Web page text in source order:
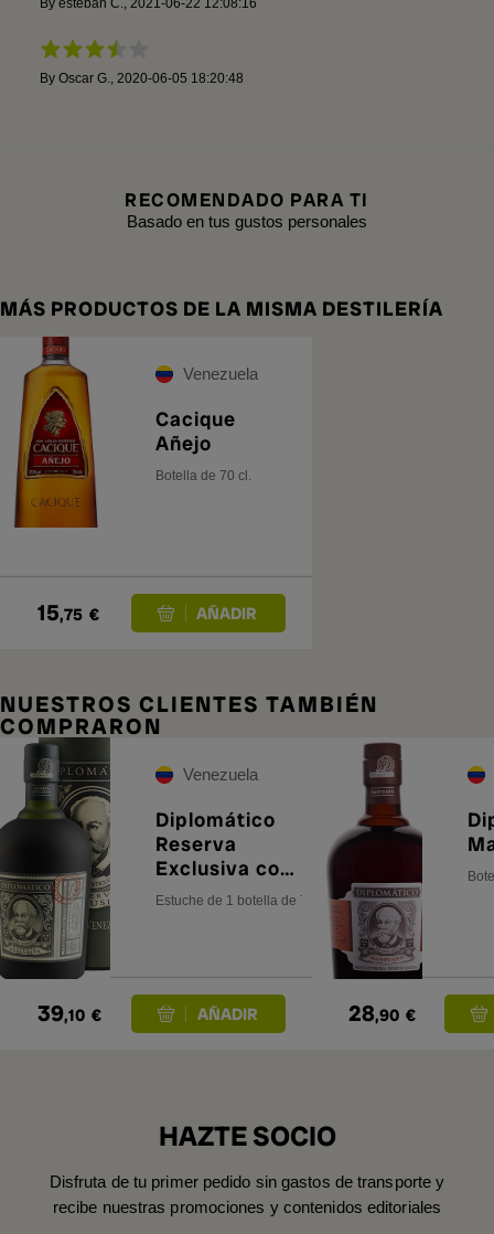
By Oscar G. 2020-06-05 18:20:48
RECOMENDADO PARA TI
Basado en tus gustos personales
MÁS PRODUCTOS DE LA MISMA DESTILERÍA
Venezuela
Cacique
Añejo
Botella de 70 cl.
15,75 €
NUESTROS CLIENTES TAMBIÉN
COMPRARON
Venezuela
Diplomático
Reserva
Exclusiva con
Estuche
Estuche de 1 botella de 70 cl.
39,10 € 28,90 €
HAZTE SOCIO
Disfruta de tu primer pedido sin gastos de transporte y
recibe nuestras promociones y contenidos editoriales